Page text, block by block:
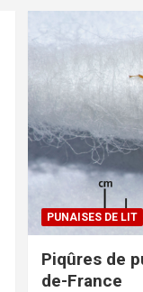
PUNAISES DE LIT
Piqûres de
de-France